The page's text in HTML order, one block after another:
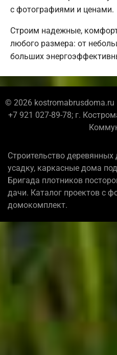
с фотографиями и ценами.
Строим надежные,
любого размера: от
больших
© 2026 kostromabrusdoma.ru
+7 921 027-89-78; г.
Строительство
усадку, каркасные дома
Бригада плотников
дачи. Каталог проектов с
домокомплект.